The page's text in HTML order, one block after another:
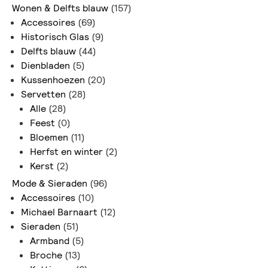
Wonen & Delfts blauw (157)
Accessoires (69)
Historisch Glas (9)
Delfts blauw (44)
Dienbladen (5)
Kussenhoezen (20)
Servetten (28)
Alle (28)
Feest (0)
Bloemen (11)
Herfst en winter (2)
Kerst (2)
Mode & Sieraden (96)
Accessoires (10)
Michael Barnaart (12)
Sieraden (51)
Armband (5)
Broche (13)